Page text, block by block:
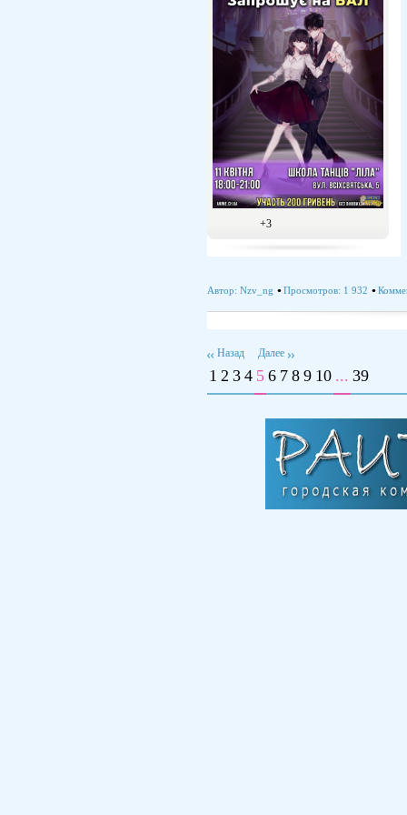
+3
Автор: Nzv_ng Просмотров: 1 932
Назад Далее
1 2 3 4 5 6 7 8 9 10 ... 39